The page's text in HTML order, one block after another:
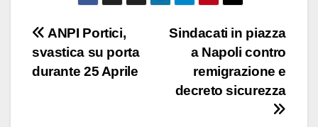
Navigazione
articoli
Sindacati in piazza
a Napoli contro
remigrazione e
decreto sicurezza
ANPI Portici,
svastica su porta
durante 25 Aprile